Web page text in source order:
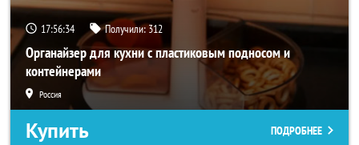
17:56:32 Получили:312
Органайзер для кухни с пластиковым подносом и
контейнерами
Россия
Купить ПОДРОБНЕЕ